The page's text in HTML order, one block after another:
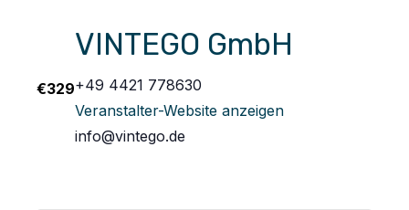
€329
VINTEGO GmbH
+49 4421 778630
Veranstalter-Website anzeigen
info@vintego.de